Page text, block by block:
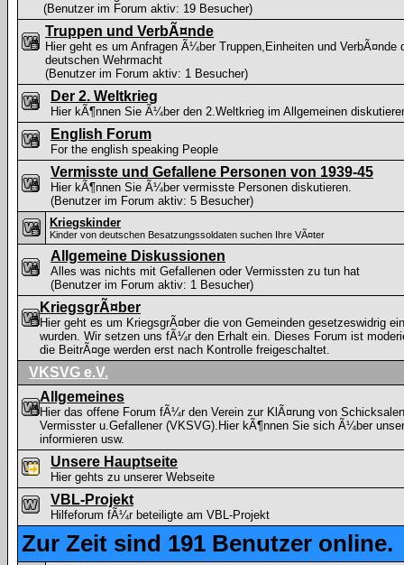
(Benutzer im Forum aktiv: 19 Besucher)
Truppen und VerbÃ¤nde
Hier geht es um Anfragen Ã¼ber Truppen,Einheiten und VerbÃ¤nde
deutschen Wehrmacht
(Benutzer im Forum aktiv: 1 Besucher)
Der 2. Weltkrieg
Hier kÃ¶nnen Sie Ã¼ber den 2.Weltkrieg im Allgemeinen
English Forum
For the english speaking People
Vermisste und Gefallene Personen von 1939-45
Hier kÃ¶nnen Sie Ã¼ber vermisste Personen diskutieren.
(Benutzer im Forum aktiv: 5 Besucher)
Kriegskinder
Kinder von deutschen Besatzungssoldaten suchen Ihre VÃ¤ter
Allgemeine Diskussionen
Alles was nichts mit Gefallenen oder Vermissten zu tun hat
(Benutzer im Forum aktiv: 1 Besucher)
KriegsgrÃ¤ber
Hier geht es um KriegsgrÃ¤ber die von Gemeinden gesetzeswidrig
wurden. Wir setzen uns fÃ¼r den Erhalt ein. Dieses Forum ist
die BeitrÃ¤ge werden erst nach Kontrolle freigeschaltet.
VKSVG e.V.
Allgemeines
Hier das offene Forum fÃ¼r den Verein zur KlÃ¤rung von Schicksalen
Vermisster u.Gefallener (VKSVG).Hier kÃ¶nnen Sie sich Ã¼ber
informieren usw.
Unsere Hauptseite
Hier gehts zu unserer Webseite
VBL-Projekt
Hilfeforum fÃ¼r beteiligte am VBL-Projekt
Zur Zeit sind 191 Benutzer online.